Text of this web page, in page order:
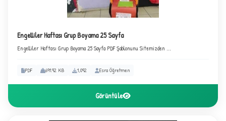
Engelliler Haftası Grup Boyama 25 Sayfa
Engelliler Haftası Grup Boyama 25 Sayfa PDF Şablonunu Sitemizden ...
PDF 691.92 KB 1,092 Esra Öğretmen
Görüntüle B